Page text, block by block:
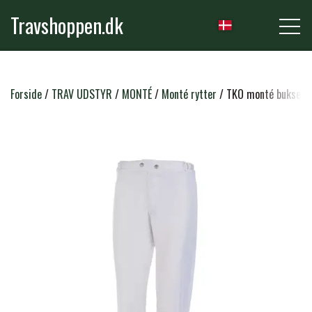
Travshoppen.dk
NYHEDER
HEST
GRIMER & TRÆKTOVE
TRENSER & TILBEHØR
SADLER & TILBEHØR
RYTTER
RIDEBUKSER & LEGGINS
TRØJER, BLUSER & T-SHIRTS
PLEJE & STALD
STRIGLER & TILBEHØR
Forside TRAV UDSTYR MONTÉ Monté rytter TKO monté bukser